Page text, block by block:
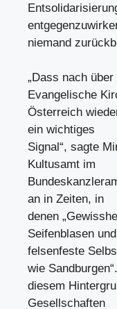
niemand
„Dass nach
Evangelische
Österreich
ein wichtiges
Signal“, sagte
Kultusamt im
an in Zeiten, in
denen
Seifenblasen
felsenfeste
wie
diesem
Gesellschaften